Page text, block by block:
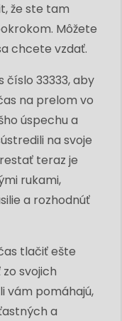
že ste tam
Môžete
chcete vzdať.
číslo 33333, aby
na prelom vo
úspechu a
na svoje
teraz je
rukami,
a rozhodnúť
tlačiť ešte
svojich
vám pomáhajú,
a